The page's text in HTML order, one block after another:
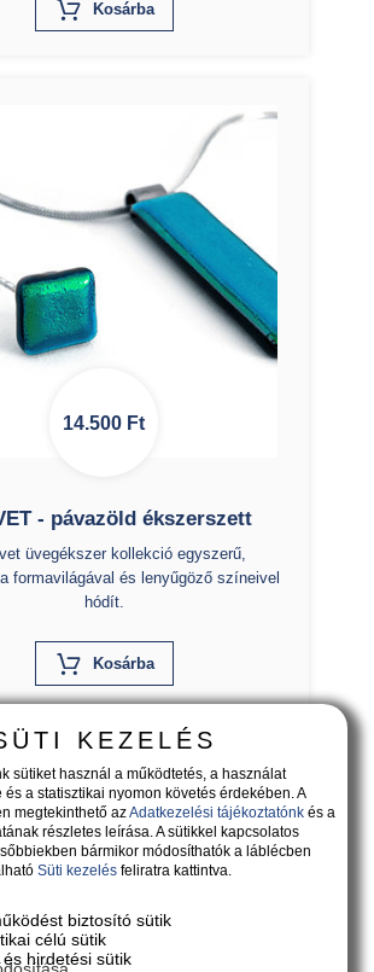
KosárbaX
14.500 Ft
- pávazöld ékszerszett
üvegékszer kollekció egyszerű,
formavilágával és lenyűgöző színeivel
hódít.
KosárbaX
KEZELÉS
sütiket használ a működtetés, a használat
és a statisztikai nyomon követés érdekében. A
megtekinthető azAdatkezelési tájékoztatónkés a
részletes leírása. A sütikkel kapcsolatos
bármikor módosíthatók a láblécben
Süti kezelésfeliratra kattintva.
biztosító sütik
célú sütik
és hirdetési sütik